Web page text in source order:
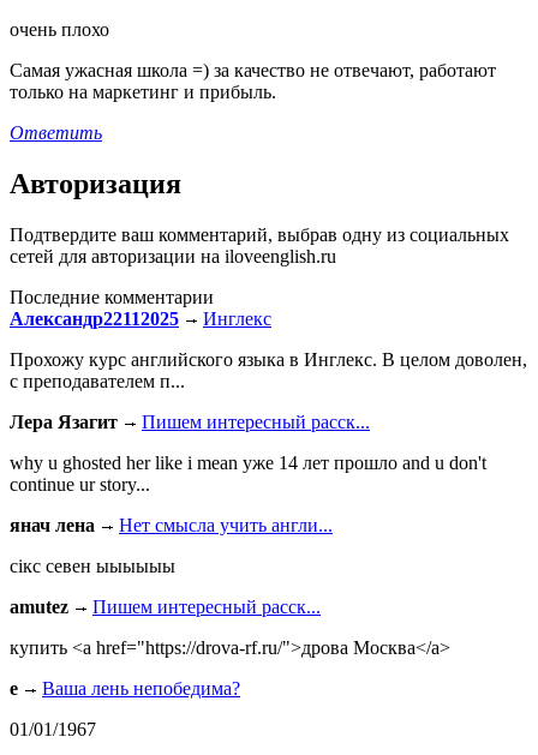
очень плохо
Самая ужасная школа =) за качество не отвечают, работают
только на маркетинг и прибыль.
Ответить
Авторизация
Подтвердите ваш комментарий, выбрав одну из социальных
сетей для авторизации на iloveenglish.ru
Последние комментарии
Александр22112025
Инглекс
Прохожу курс английского языка в Инглекс. В целом доволен,
с преподавателем п...
Лера Язагит
Пишем интересный расск...
why u ghosted her like i mean уже 14 лет прошло and u don't
continue ur story...
янач лена
Нет смысла учить англи...
сiкс севен ыыыыыы
amutez
Пишем интересный расск...
купить <a href="https://drova-rf.ru/">дрова Москва</a>
e
Ваша лень непобедима?
01/01/1967